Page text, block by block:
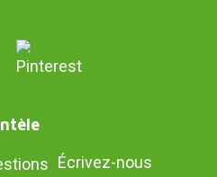
Écrivez-nous